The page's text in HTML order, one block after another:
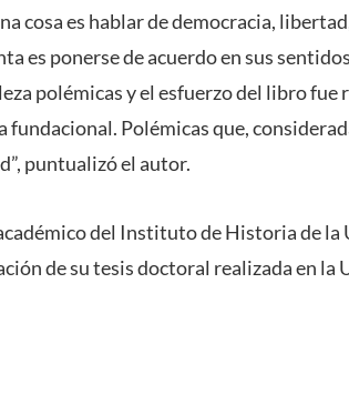
cosa es hablar de democracia,
es ponerse de acuerdo en sus
polémicas y el esfuerzo del libro
fundacional. Polémicas que,
puntualizó el autor.
del Instituto de Historia de la
de su tesis doctoral realizada en la